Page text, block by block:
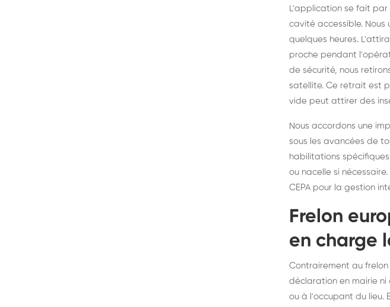
L'application se fait par
cavité accessible. Nous
quelques heures.
proche pendant
de sécurité, nous
satellite. Ce retrait est
vide peut attirer des
Nous accordons une
sous les avancées de
habilitations
ou nacelle si
CEPA pour la gestion
Frelon
en charge
Contrairement au
déclaration en mairie ni
ou à l'occupant du lieu.